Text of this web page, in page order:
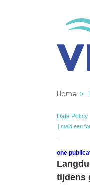
Home
Data Policy
[ meld een
one
tijdens